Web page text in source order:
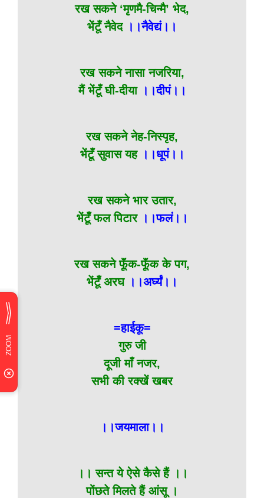
रख सकने ‘मृणमै-चिन्मै’ भेद,
भेंटूँ नैवेद ।।नैवेद्यं।।
रख सकने नासा नजरिया,
मैं भेंटूँ घी-दीया ।।दीपं।।
रख सकने नेह-निस्पृह,
भेंटूँ सुवास यह ।।धूपं।।
रख सकने भार उतार,
भेंटूँ फल पिटार ।।फलं।।
रख सकने फूॅंक-फूॅंक के पग,
भेंटूँ अरघ ।।अर्घ्यं।।
=हाईकू=
गुरु जी
दूजी माँ नजर,
सभी की रक्खें खबर
।।जयमाला।।
।। सन्त ये ऐसे कैसे हैं ।।
पोंछते मिलते हैं आंसू ।